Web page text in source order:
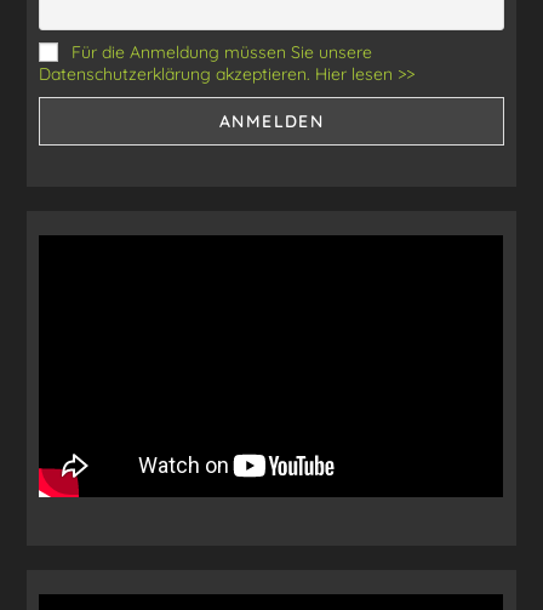
Für die Anmeldung müssen Sie unsere
Datenschutzerklärung akzeptieren. Hier lesen >>